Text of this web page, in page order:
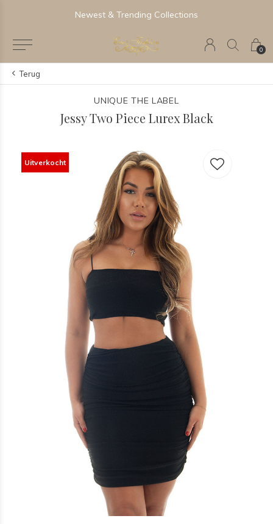
0
Newest & Trending Collections
Terug
UNIQUE THE LABEL
Jessy Two Piece Lurex Black
Uitverkocht